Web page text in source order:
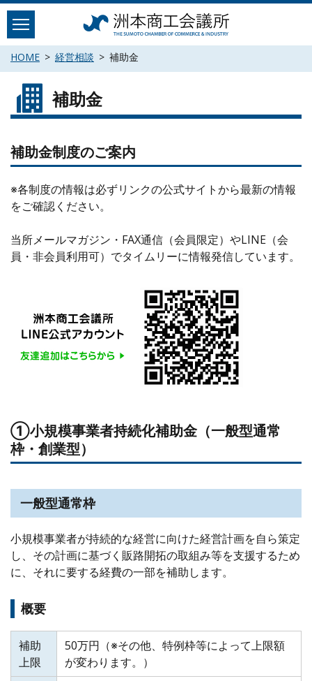
Skip
content
HOME 経営相談 補助金
補助金
補助金制度のご案内
※各制度の情報は必ずリンクの公式サイトから最新の情報
をご確認ください。
当所メールマガジン・FAX通信（会員限定）やLINE（会
員・非会員利用可）でタイムリーに情報発信しています。
①小規模事業者持続化補助金（一般型通常
枠・創業型）
一般型通常枠
小規模事業者が持続的な経営に向けた経営計画を自ら策定
し、その計画に基づく販路開拓の取組み等を支援するため
に、それに要する経費の一部を補助します。
概要
補助
上限
50万円（※その他、特例枠等によって上限額
が変わります。）